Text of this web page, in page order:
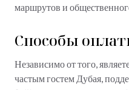
маршрутов и
Способы
Независимо от того,
частым гостем Дубая,